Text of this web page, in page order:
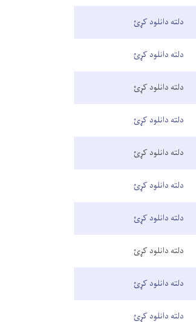
دلته دانلود کړئ
دلته دانلود کړئ
دلته دانلود کړئ
دلته دانلود کړئ
دلته دانلود کړئ
دلته دانلود کړئ
دلته دانلود کړئ
دلته دانلود کړئ
دلته دانلود کړئ
دلته دانلود کړئ